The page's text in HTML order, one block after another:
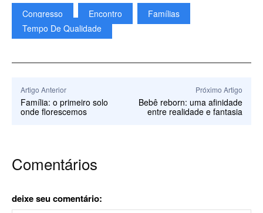
Congresso Encontro
Famílias
Tempo De Qualidade
Artigo Anterior
Família: o primeiro solo
onde florescemos
Próximo Artigo
Bebê reborn: uma afinidade
entre realidade e fantasia
Comentários
deixe seu comentário: